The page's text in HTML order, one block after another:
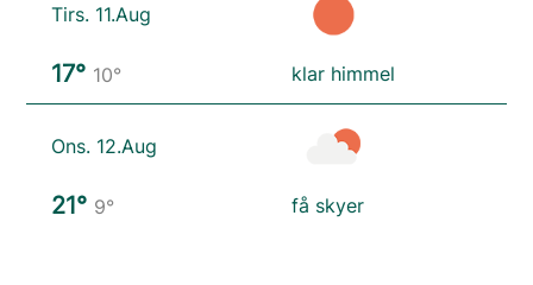
Tirs. 11.Aug
17° 10° klar himmel
Ons. 12.Aug
21° 9° få skyer